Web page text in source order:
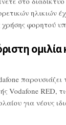
ηλικιών
χρήσης φορητού
ομιλία
Vodafone RED,
για νέους